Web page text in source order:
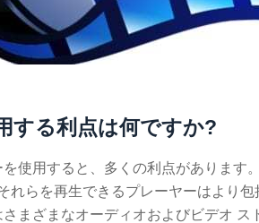
する利点は何ですか?
使用すると、多くの利点があります
れらを再生できるプレーヤーはより
まざまなオーディオおよびビデオ